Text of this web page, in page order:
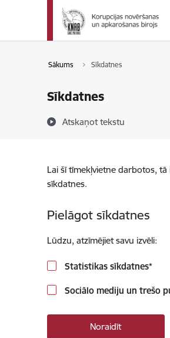
Pāriet uz lapas saturu
Sākums Sīkdatnes
Sīkdatnes
Atskaņot tekstu
Lai šī tīmekļvietne darbotos,
sīkdatnes.
Pielāgot sīkdatnes
Lūdzu, atzīmējiet savu izvēli:
Statistikas sīkdatnes*
Sociālo mediju un trešo
Noraidīt